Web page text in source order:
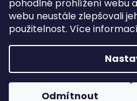
pohodlné prohlížení webu
webu neustále zlepšovali
použitelnost. Více
Odmítnout
Copyright 2026babos-
vyhrazena.